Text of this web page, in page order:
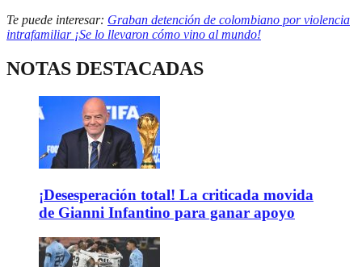
Te puede interesar: Graban detención de colombiano por violencia
intrafamiliar ¡Se lo llevaron cómo vino al mundo!
NOTAS DESTACADAS
¡Desesperación total! La criticada movida
de Gianni Infantino para ganar apoyo